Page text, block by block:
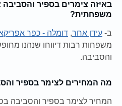
באיזה צימרים בספיר
משפחתית?
ב- עידן אחר, דומלה - כפר
משפחות רבות דיווחו שנהנו
והסביבה.
מה המחירים לצימר בספיר